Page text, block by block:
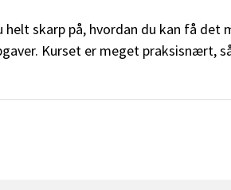
skarp på, hvordan du kan få det
Kurset er meget praksisnært,